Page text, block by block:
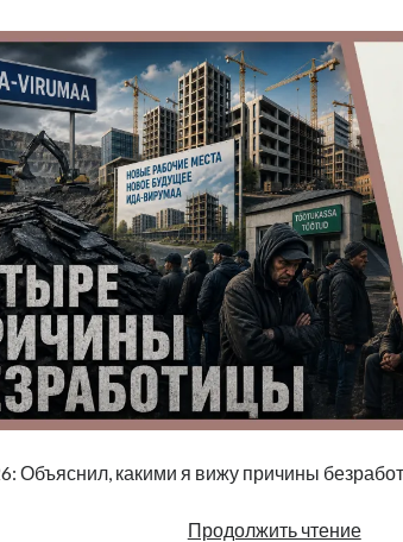
Объяснил, какими я вижу причины
Продолжить чтение